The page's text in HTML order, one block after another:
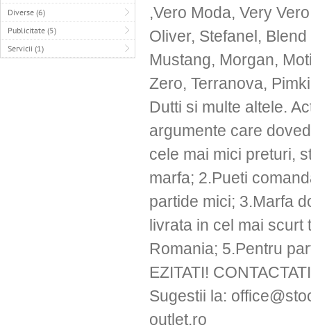
Diverse (6)
Publicitate (5)
Servicii (1)
,Vero Moda, Very
Oliver, Stefanel,
Mustang, Morgan,
Zero, Terranova,
Dutti si multe altele.
argumente care
cele mai mici preturi,
marfa; 2.Pueti
partide mici; 3.Marfa
livrata in cel mai scurt
Romania; 5.Pentru
EZITATI!
Sugestii la:
outlet.ro